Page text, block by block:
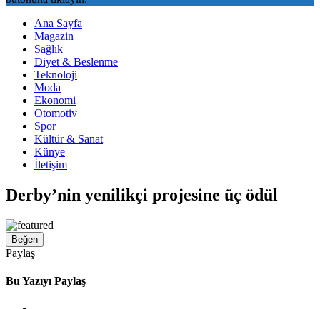
Ana Sayfa
Magazin
Sağlık
Diyet & Beslenme
Teknoloji
Moda
Ekonomi
Otomotiv
Spor
Kültür & Sanat
Künye
İletişim
Derby’nin yenilikçi projesine üç ödül
Beğen
Paylaş
Bu Yazıyı Paylaş